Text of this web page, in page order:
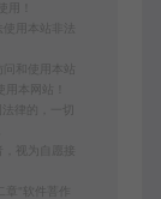
用！
用本站非法
和使用本站
本网站！
律的，一切
视为自愿接
"软件菩作